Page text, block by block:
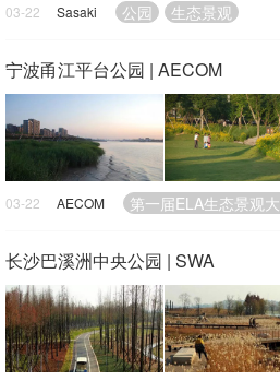
03-22 Sasaki 公园 生态景观
宁波甬江平台公园 | AECOM
03-22 AECOM 第一届ELA生态景观
长沙巴溪洲中央公园 | SWA